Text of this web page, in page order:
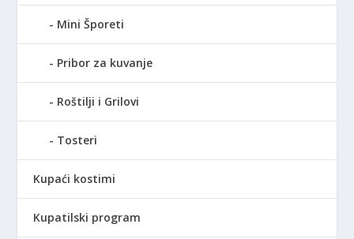
Mini Šporeti
Pribor za kuvanje
Roštilji i Grilovi
Tosteri
Kupaći kostimi
Kupatilski program